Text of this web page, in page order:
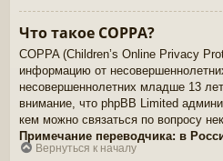
Что такое COPPA?
COPPA (Children’s Online Privacy
информацию от
несовершеннолетних младше 13
внимание, что phpBB Limited
кем можно связаться по вопросу
Примечание переводчика: в
Вернуться к началу